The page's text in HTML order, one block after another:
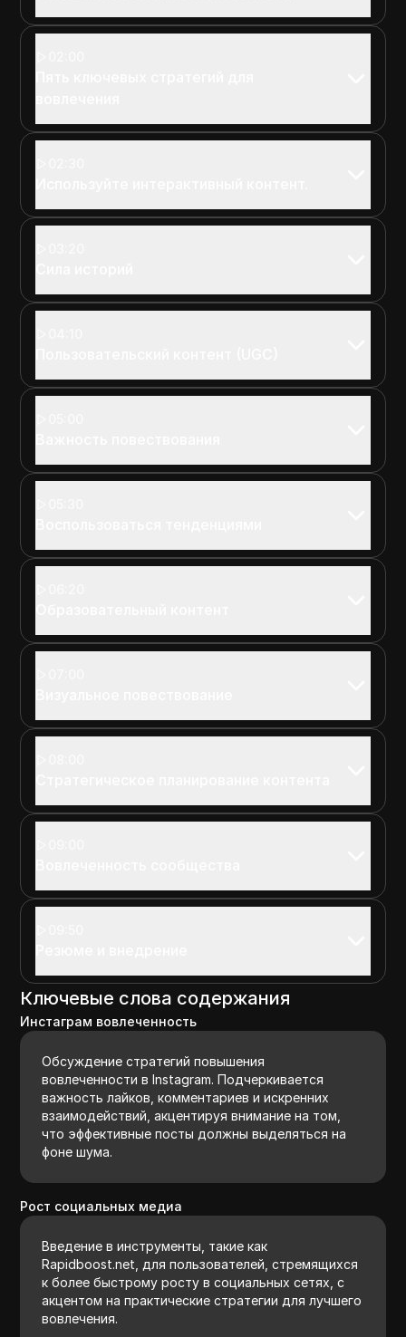
Ключевые слова содержания
Инстаграм вовлеченность
Обсуждение стратегий повышения
вовлеченности в Instagram. Подчеркивается
важность лайков, комментариев и искренних
взаимодействий, акцентируя внимание на том,
что эффективные посты должны выделяться на
фоне шума.
Рост социальных медиа
Введение в инструменты, такие как
Rapidboost.net, для пользователей, стремящихся
к более быстрому росту в социальных сетях, с
акцентом на практические стратегии для лучшего
вовлечения.